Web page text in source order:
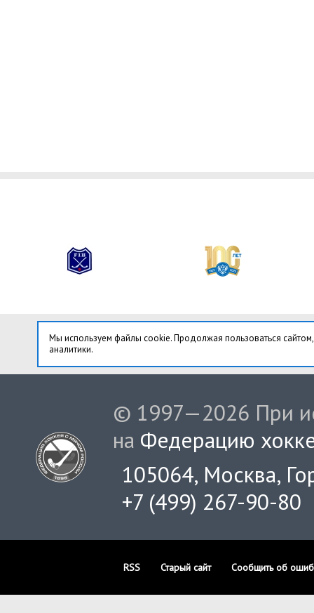
Мы используем файлы cookie. Продолжая пользоваться
аналитики.
© 1997—2026 При
на Федерацию
105064, Москва,
+7 (499) 267-90-80
RSS Старый сайт Сообщить об